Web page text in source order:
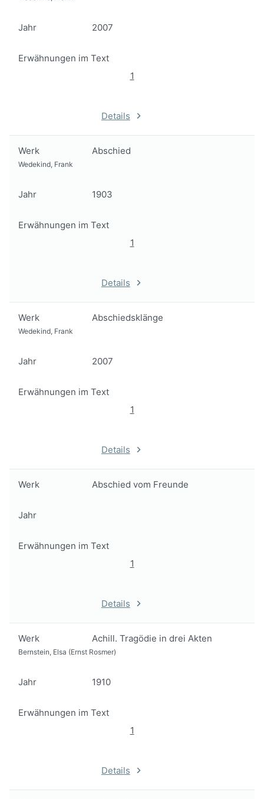
Jahr 2007
Erwähnungen im Text
1
Details
Werk Abschied
Wedekind, Frank
Jahr 1903
Erwähnungen im Text
1
Details
Werk Abschiedsklänge
Wedekind, Frank
Jahr 2007
Erwähnungen im Text
1
Details
Werk Abschied vom Freunde
Jahr
Erwähnungen im Text
1
Details
Werk Achill. Tragödie in drei Akten
Bernstein, Elsa (Ernst Rosmer)
Jahr 1910
Erwähnungen im Text
1
Details